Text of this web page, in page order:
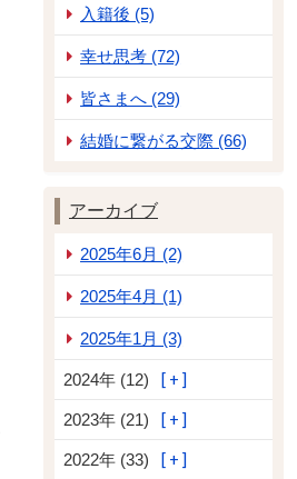
入籍後 (5)
幸せ思考 (72)
皆さまへ (29)
結婚に繋がる交際 (66)
アーカイブ
2025年6月 (2)
2025年4月 (1)
2025年1月 (3)
2024年 (12)
2023年 (21)
2022年 (33)